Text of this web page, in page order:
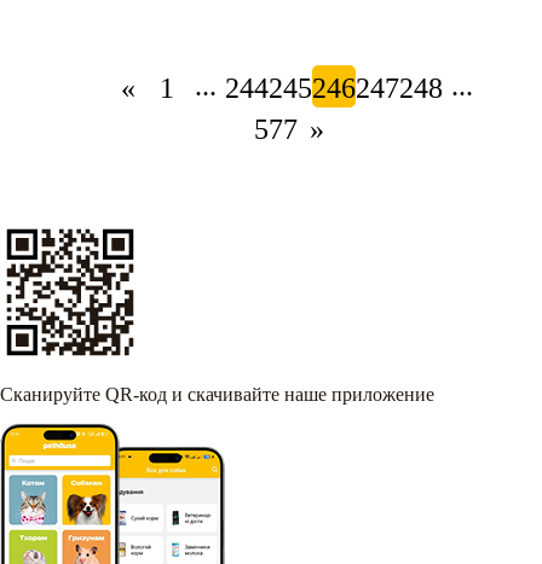
« 1 ... 244245246247248 ...
577 »
Сканируйте QR-код и скачивайте наше приложение